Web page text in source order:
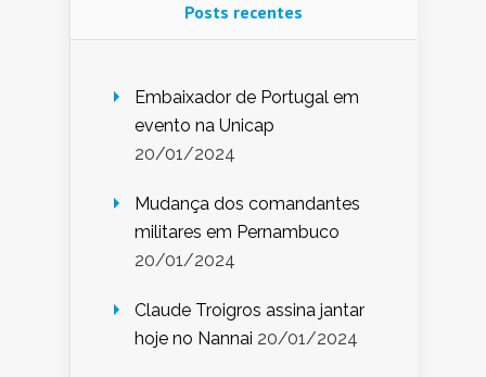
Posts recentes
Embaixador de Portugal em
evento na Unicap
20/01/2024
Mudança dos comandantes
militares em Pernambuco
20/01/2024
Claude Troigros assina jantar
hoje no Nannai 20/01/2024